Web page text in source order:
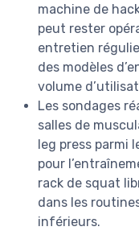
machine de
peut rester
entretien
des modèles
volume
Les sondages
salles de
leg press parmi
pour
rack de squat
dans les
inférieurs.